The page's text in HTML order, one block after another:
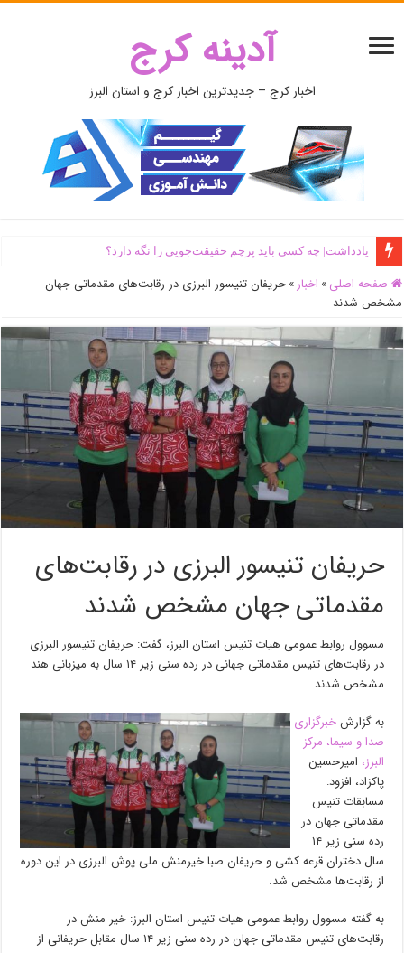
آدینه کرج
اخبار کرج – جدیدترین اخبار کرج و استان البرز
یادداشت| ‌چه کسی باید پرچم حقیقت‌جویی را نگه دارد؟
صفحه اصلی » اخبار » حریفان تنیسور البرزی در رقابت‌های مقدماتی جهان
مشخص شدند
حریفان تنیسور البرزی در رقابت‌های
مقدماتی جهان مشخص شدند
مسوول روابط عمومی هیات تنیس استان البرز، گفت: حریفان تنیسور البرزی
در رقابت‌های تنیس مقدماتی جهانی در رده سنی زیر ۱۴ سال به میزبانی هند
مشخص شدند.
به گزارشخبرگزاری
صدا و سیما، مرکز
البرز، امیرحسین
پاکزاد، افزود:
مسابقات تنیس
مقدماتی جهان در
رده سنی زیر ۱۴
سال دختران قرعه کشی و حریفان صبا خیرمنش ملی پوش البرزی در این دوره
از رقابت‌ها مشخص شد.
به گفته مسوول روابط عمومی هیات تنیس استان البرز: خیر منش در
رقابت‌های تنیس مقدماتی جهان در رده سنی زیر ۱۴ سال مقابل حریفانی از